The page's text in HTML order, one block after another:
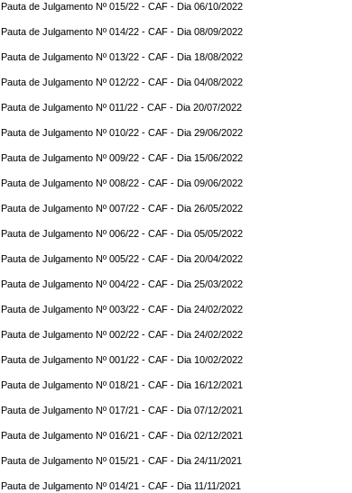
Pauta de Julgamento Nº 015/22 - CAF - Dia 06/10/2022
Pauta de Julgamento Nº 014/22 - CAF - Dia 08/09/2022
Pauta de Julgamento Nº 013/22 - CAF - Dia 18/08/2022
Pauta de Julgamento Nº 012/22 - CAF - Dia 04/08/2022
Pauta de Julgamento Nº 011/22 - CAF - Dia 20/07/2022
Pauta de Julgamento Nº 010/22 - CAF - Dia 29/06/2022
Pauta de Julgamento Nº 009/22 - CAF - Dia 15/06/2022
Pauta de Julgamento Nº 008/22 - CAF - Dia 09/06/2022
Pauta de Julgamento Nº 007/22 - CAF - Dia 26/05/2022
Pauta de Julgamento Nº 006/22 - CAF - Dia 05/05/2022
Pauta de Julgamento Nº 005/22 - CAF - Dia 20/04/2022
Pauta de Julgamento Nº 004/22 - CAF - Dia 25/03/2022
Pauta de Julgamento Nº 003/22 - CAF - Dia 24/02/2022
Pauta de Julgamento Nº 002/22 - CAF - Dia 24/02/2022
Pauta de Julgamento Nº 001/22 - CAF - Dia 10/02/2022
Pauta de Julgamento Nº 018/21 - CAF - Dia 16/12/2021
Pauta de Julgamento Nº 017/21 - CAF - Dia 07/12/2021
Pauta de Julgamento Nº 016/21 - CAF - Dia 02/12/2021
Pauta de Julgamento Nº 015/21 - CAF - Dia 24/11/2021
Pauta de Julgamento Nº 014/21 - CAF - Dia 11/11/2021